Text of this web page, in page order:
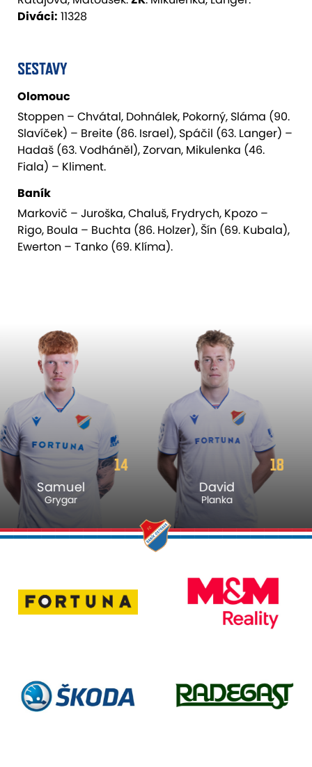
Diváci: 11328
SESTAVY
Olomouc
Stoppen – Chvátal, Dohnálek, Pokorný, Sláma (90.
Slavíček) – Breite (86. Israel), Spáčil (63. Langer) –
Hadaš (63. Vodháněl), Zorvan, Mikulenka (46.
Fiala) – Kliment.
Baník
Markovič – Juroška, Chaluš, Frydrych, Kpozo –
Rigo, Boula – Buchta (86. Holzer), Šín (69. Kubala),
Ewerton – Tanko (69. Klíma).
David
Planka
Filip
Šancl